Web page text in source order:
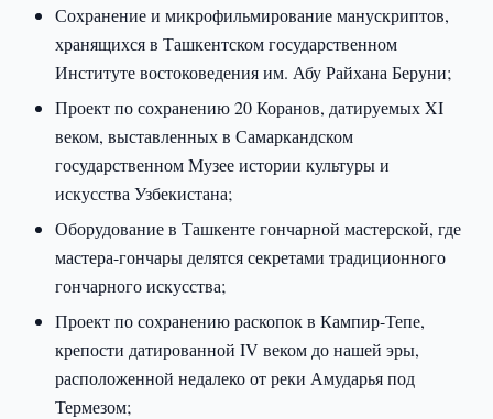
Сохранение и микрофильмирование манускриптов,
хранящихся в Ташкентском государственном
Институте востоковедения им. Абу Райхана Беруни;
Проект по сохранению 20 Коранов, датируемых XI
веком, выставленных в Самаркандском
государственном Музее истории культуры и
искусства Узбекистана;
Оборудование в Ташкенте гончарной мастерской, где
мастера-гончары делятся секретами традиционного
гончарного искусства;
Проект по сохранению раскопок в Кампир-Тепе,
крепости датированной IV веком до нашей эры,
расположенной недалеко от реки Амударья под
Термезом;